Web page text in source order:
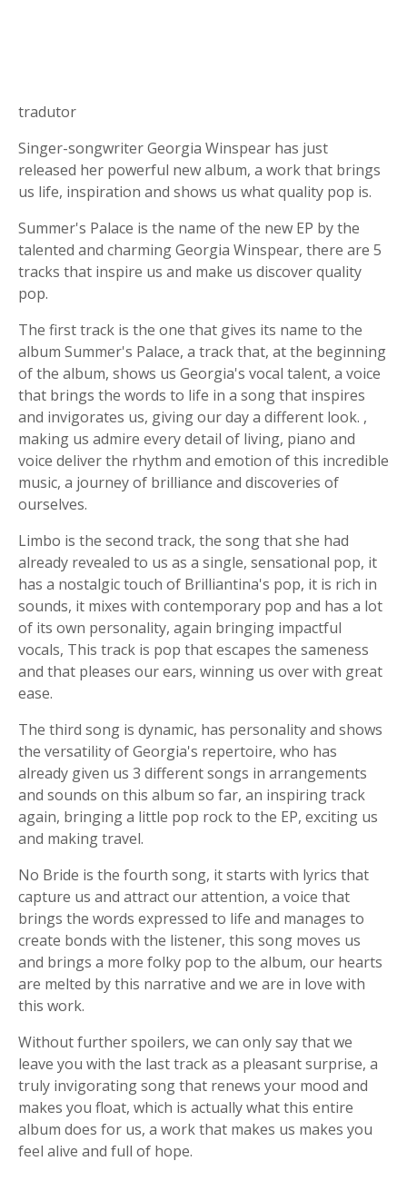
tradutor
Singer-songwriter Georgia Winspear has just
released her powerful new album, a work that brings
us life, inspiration and shows us what quality pop is.
Summer's Palace is the name of the new EP by the
talented and charming Georgia Winspear, there are 5
tracks that inspire us and make us discover quality
pop.
The first track is the one that gives its name to the
album Summer's Palace, a track that, at the beginning
of the album, shows us Georgia's vocal talent, a voice
that brings the words to life in a song that inspires
and invigorates us, giving our day a different look. ,
making us admire every detail of living, piano and
voice deliver the rhythm and emotion of this incredible
music, a journey of brilliance and discoveries of
ourselves.
Limbo is the second track, the song that she had
already revealed to us as a single, sensational pop, it
has a nostalgic touch of Brilliantina's pop, it is rich in
sounds, it mixes with contemporary pop and has a lot
of its own personality, again bringing impactful
vocals, This track is pop that escapes the sameness
and that pleases our ears, winning us over with great
ease.
The third song is dynamic, has personality and shows
the versatility of Georgia's repertoire, who has
already given us 3 different songs in arrangements
and sounds on this album so far, an inspiring track
again, bringing a little pop rock to the EP, exciting us
and making travel.
No Bride is the fourth song, it starts with lyrics that
capture us and attract our attention, a voice that
brings the words expressed to life and manages to
create bonds with the listener, this song moves us
and brings a more folky pop to the album, our hearts
are melted by this narrative and we are in love with
this work.
Without further spoilers, we can only say that we
leave you with the last track as a pleasant surprise, a
truly invigorating song that renews your mood and
makes you float, which is actually what this entire
album does for us, a work that makes us makes you
feel alive and full of hope.